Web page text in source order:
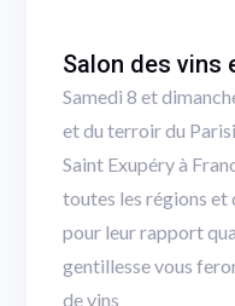
Salon des vins
Samedi 8 et
et du terroir du
Saint Exupéry à
toutes les régions et
pour leur rapport
gentillesse vous
de vins